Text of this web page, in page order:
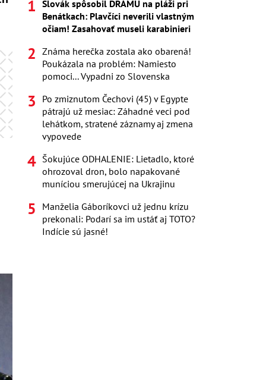
Slovák spôsobil DRÁMU na pláži pri
Benátkach: Plavčíci neverili vlastným
očiam! Zasahovať museli karabinieri
Známa herečka zostala ako obarená!
Poukázala na problém: Namiesto
pomoci... Vypadni zo Slovenska
Po zmiznutom Čechovi (45) v Egypte
pátrajú už mesiac: Záhadné veci pod
lehátkom, stratené záznamy aj zmena
vypovede
Šokujúce ODHALENIE: Lietadlo, ktoré
ohrozoval dron, bolo napakované
muníciou smerujúcej na Ukrajinu
Manželia Gáboríkovci už jednu krízu
prekonali: Podarí sa im ustáť aj TOTO?
Indície sú jasné!